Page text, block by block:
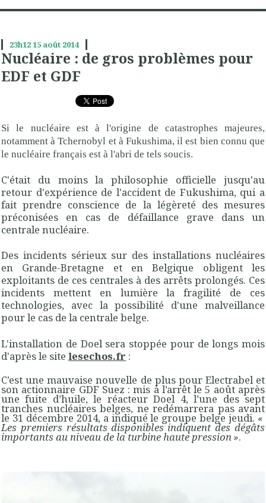
23h1215 août 2014
Nucléaire : de gros problèmes pour
EDF et GDF
Si le nucléaire est à l'origine de catastrophes majeures,
notamment à Tchernobyl et à Fukushima, il est bien connu que
le nucléaire français est à l'abri de tels soucis.
C'était du moins la philosophie officielle jusqu'au
retour d'expérience de l'accident de Fukushima, qui a
fait prendre conscience de la légèreté des mesures
préconisées en cas de défaillance grave dans un
centrale nucléaire.
Des incidents sérieux sur des installations nucléaires
en Grande-Bretagne et en Belgique obligent les
exploitants de ces centrales à des arrêts prolongés. Ces
incidents mettent en lumière la fragilité de ces
technologies, avec la possibilité d'une malveillance
pour le cas de la centrale belge.
L'installation de Doel sera stoppée pour de longs mois
d'après le site lesechos.fr :
C’est une mauvaise nouvelle de plus pour Electrabel et
son actionnaire GDF Suez : mis à l’arrêt le 5 août après
une fuite d’huile, le réacteur Doel 4, l’une des sept
tranches nucléaires belges, ne redémarrera pas avant
le 31 décembre 2014, a indiqué le groupe belge jeudi. «
Les premiers résultats disponibles indiquent des dégâts
importants au niveau de la turbine haute pression ».